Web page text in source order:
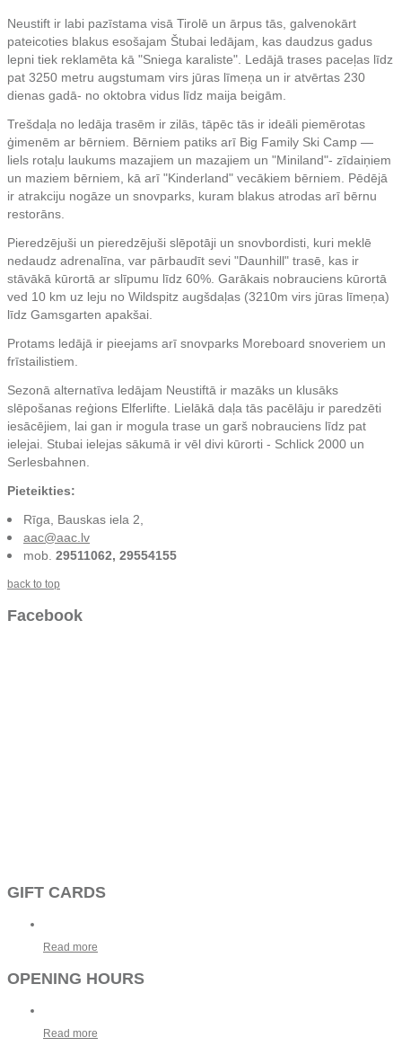
Neustift ir labi pazīstama visā Tirolē un ārpus tās, galvenokārt
pateicoties blakus esošajam Štubai ledājam, kas daudzus gadus
lepni tiek reklamēta kā "Sniega karaliste". Ledājā trases paceļas līdz
pat 3250 metru augstumam virs jūras līmeņa un ir atvērtas 230
dienas gadā- no oktobra vidus līdz maija beigām.
Trešdaļa no ledāja trasēm ir zilās, tāpēc tās ir ideāli piemērotas
ģimenēm ar bērniem. Bērniem patiks arī Big Family Ski Camp —
liels rotaļu laukums mazajiem un mazajiem un "Miniland"- zīdaiņiem
un maziem bērniem, kā arī "Kinderland" vecākiem bērniem. Pēdējā
ir atrakciju nogāze un snovparks, kuram blakus atrodas arī bērnu
restorāns.
Pieredzējuši un pieredzējuši slēpotāji un snovbordisti, kuri meklē
nedaudz adrenalīna, var pārbaudīt sevi "Daunhill" trasē, kas ir
stāvākā kūrortā ar slīpumu līdz 60%. Garākais nobrauciens kūrortā
ved 10 km uz leju no Wildspitz augšdaļas (3210m virs jūras līmeņa)
līdz Gamsgarten apakšai.
Protams ledājā ir pieejams arī snovparks Moreboard snoveriem un
frīstailistiem.
Sezonā alternatīva ledājam Neustiftā ir mazāks un klusāks
slēpošanas reģions Elferlifte. Lielākā daļa tās pacēlāju ir paredzēti
iesācējiem, lai gan ir mogula trase un garš nobrauciens līdz pat
ielejai. Stubai ielejas sākumā ir vēl divi kūrorti - Schlick 2000 un
Serlesbahnen.
Pieteikties:
Rīga, Bauskas iela 2,
aac@aac.lv
mob. 29511062, 29554155
back to top
Facebook
GIFT CARDS
Read more
OPENING HOURS
Read more